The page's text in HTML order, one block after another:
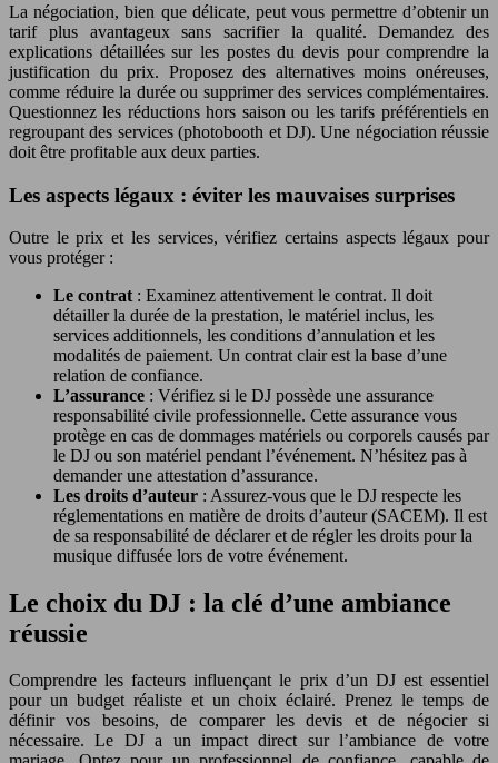
La négociation, bien que délicate, peut vous permettre d’obtenir un
tarif plus avantageux sans sacrifier la qualité. Demandez des
explications détaillées sur les postes du devis pour comprendre la
justification du prix. Proposez des alternatives moins onéreuses,
comme réduire la durée ou supprimer des services complémentaires.
Questionnez les réductions hors saison ou les tarifs préférentiels en
regroupant des services (photobooth et DJ). Une négociation réussie
doit être profitable aux deux parties.
Les aspects légaux : éviter les mauvaises surprises
Outre le prix et les services, vérifiez certains aspects légaux pour
vous protéger :
Le contrat : Examinez attentivement le contrat. Il doit
détailler la durée de la prestation, le matériel inclus, les
services additionnels, les conditions d’annulation et les
modalités de paiement. Un contrat clair est la base d’une
relation de confiance.
L’assurance : Vérifiez si le DJ possède une assurance
responsabilité civile professionnelle. Cette assurance vous
protège en cas de dommages matériels ou corporels causés par
le DJ ou son matériel pendant l’événement. N’hésitez pas à
demander une attestation d’assurance.
Les droits d’auteur : Assurez-vous que le DJ respecte les
réglementations en matière de droits d’auteur (SACEM). Il est
de sa responsabilité de déclarer et de régler les droits pour la
musique diffusée lors de votre événement.
Le choix du DJ : la clé d’une ambiance
réussie
Comprendre les facteurs influençant le prix d’un DJ est essentiel
pour un budget réaliste et un choix éclairé. Prenez le temps de
définir vos besoins, de comparer les devis et de négocier si
nécessaire. Le DJ a un impact direct sur l’ambiance de votre